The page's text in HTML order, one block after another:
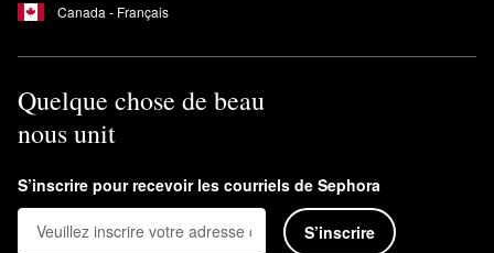
Canada - Français
Quelque chose de beau
nous unit
S’inscrire pour recevoir les courriels de Sephora
S’inscrire